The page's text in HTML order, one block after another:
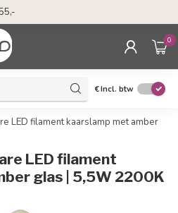
0
€Incl. btw
LED filament kaarslamp met amber
LED filament
glas | 5,5W 2200K